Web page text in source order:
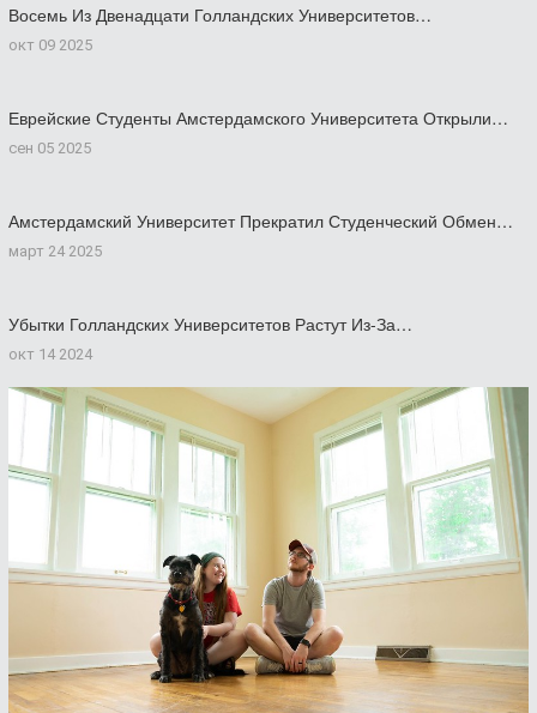
Восемь Из Двенадцати Голландских Университетов…
окт 09 2025
Еврейские Студенты Амстердамского Университета Открыли…
сен 05 2025
Амстердамский Университет Прекратил Студенческий Обмен…
март 24 2025
Убытки Голландских Университетов Растут Из-За…
окт 14 2024